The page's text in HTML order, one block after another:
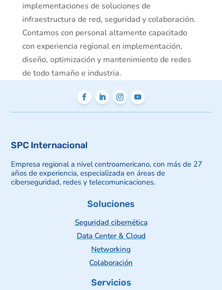
implementaciones de soluciones de
infraestructura de red, seguridad y colaboración.
Contamos con personal altamente capacitado
con experiencia regional en implementación,
diseño, optimización y mantenimiento de redes
de todo tamaño e industria.
SPC Internacional
Empresa regional a nivel centroamericano, con más de 27
años de experiencia, especializada en áreas de
ciberseguridad, redes y telecomunicaciones.
Soluciones
Seguridad cibernética
Data Center & Cloud
Networking
Colaboración
Servicios